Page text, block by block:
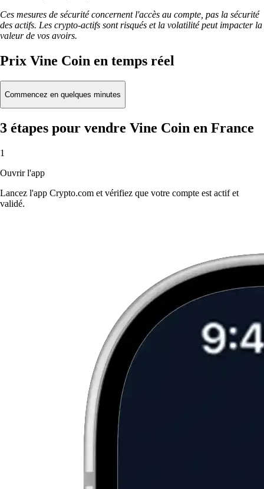
Ces mesures de sécurité concernent l'accès au compte, pas la sécurité
des actifs. Les crypto-actifs sont risqués et la volatilité peut impacter la
valeur de vos avoirs.
Prix Vine Coin en temps réel
Commencez en quelques minutes
3 étapes pour vendre Vine Coin en France
1
Ouvrir l'app
Lancez l'app Crypto.com et vérifiez que votre compte est actif et
validé.